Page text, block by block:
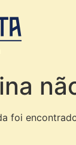
foi